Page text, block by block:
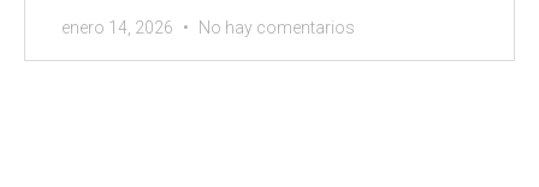
enero 14, 2026 No hay comentarios